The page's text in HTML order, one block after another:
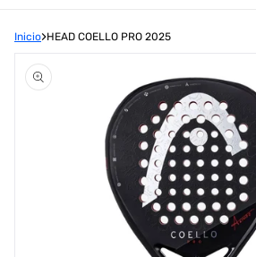
Inicio HEAD COELLO PRO 2025
elemento
multimedia